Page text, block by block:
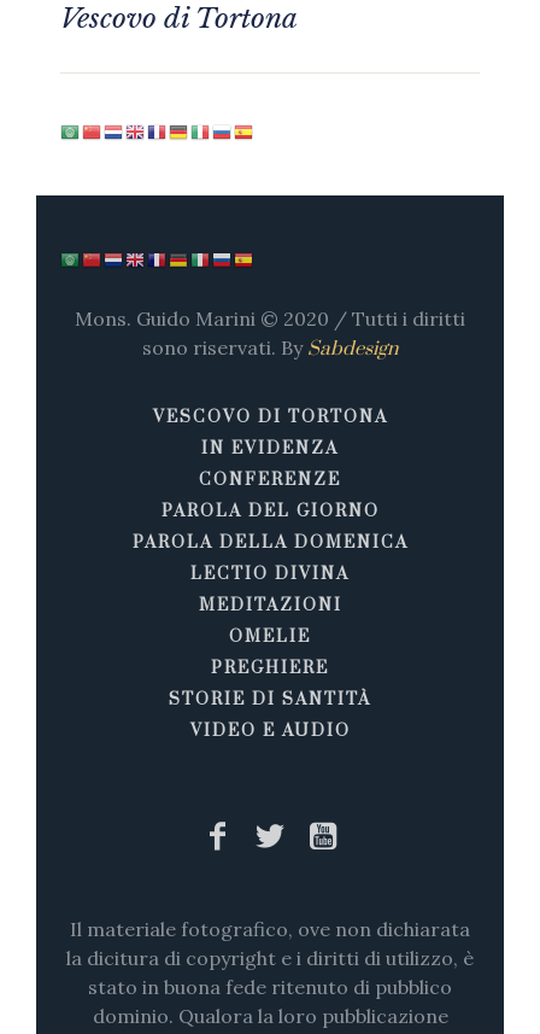
Vescovo di Tortona
Mons. Guido Marini © 2020 / Tutti i diritti
sono riservati. By Sabdesign
VESCOVO DI TORTONA
IN EVIDENZA
CONFERENZE
PAROLA DEL GIORNO
PAROLA DELLA DOMENICA
LECTIO DIVINA
MEDITAZIONI
OMELIE
PREGHIERE
STORIE DI SANTITÀ
VIDEO E AUDIO
Il materiale fotografico, ove non dichiarata
la dicitura di copyright e i diritti di utilizzo, è
stato in buona fede ritenuto di pubblico
dominio. Qualora la loro pubblicazione